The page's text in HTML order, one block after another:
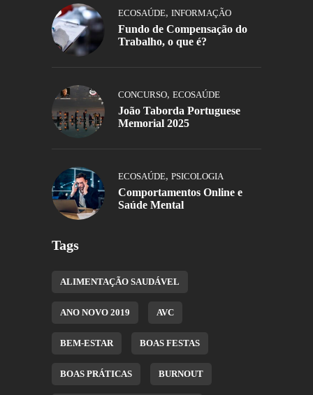
ECOSAÚDE, INFORMAÇÃO
Fundo de Compensação do
Trabalho, o que é?
CONCURSO, ECOSAÚDE
João Taborda Portuguese
Memorial 2025
ECOSAÚDE, PSICOLOGIA
Comportamentos Online e
Saúde Mental
Tags
ALIMENTAÇÃO SAUDÁVEL
ANO NOVO 2019 AVC
BEM-ESTAR BOAS FESTAS
BOAS PRÁTICAS BURNOUT